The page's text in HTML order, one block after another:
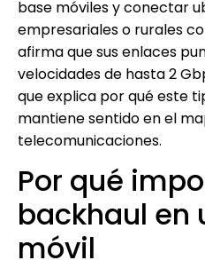
base móviles y conectar
empresariales o rurales
afirma que sus enlaces
velocidades de hasta 2
que explica por qué este
mantiene sentido en el
telecomunicaciones.
Por qué
backhaul en
móvil